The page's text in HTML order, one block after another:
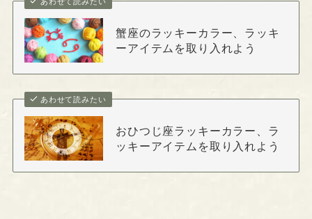
蟹座のラッキーカラー、ラッキ
ーアイテムを取り入れよう
あわせて読みたい
おひつじ座ラッキーカラー、ラ
ッキーアイテムを取り入れよう